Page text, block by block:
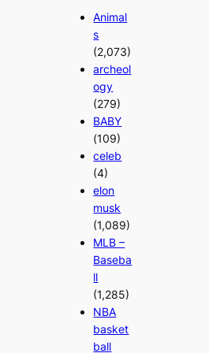
Animal
s
(2,073)
archeol
ogy
(279)
BABY
(109)
celeb
(4)
elon
musk
(1,089)
MLB –
Baseba
ll
(1,285)
NBA
basket
ball